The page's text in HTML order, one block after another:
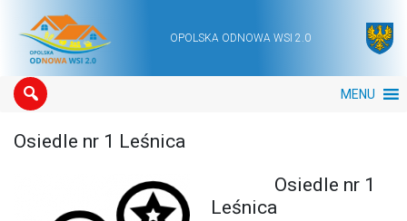
Main NavigationOPOLSKA ODNOWA WSI 2.0
MENU
Osiedle nr 1 Leśnica
Osiedle nr 1
Leśnica